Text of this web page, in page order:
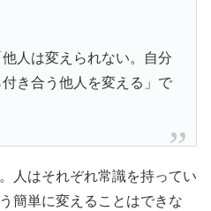
人は変えられない。自分
き合う他人を変える」で
人はそれぞれ常識を持ってい
簡単に変えることはできな